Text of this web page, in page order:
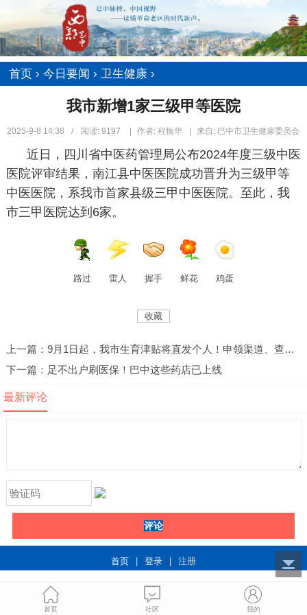
首页 › 今日要闻 › 卫生健康 ›
我市新增1家三级甲等医院
2025-9-8 14:38 / 阅读:9197 | 作者: 程振华 | 来自: 巴中市卫生健康委员会
近日，四川省中医药管理局公布2024年度三级中医
医院评审结果，南江县中医医院成功晋升为三级甲等
中医医院，系我市首家县级三甲中医医院。至此，我
市三甲医院达到6家。
路过 雷人 握手 鲜花 鸡蛋
收藏
上一篇：9月1日起，我市生育津贴将直发个人！申领渠道、查询渠道→
下一篇：足不出户刷医保！巴中这些药店已上线
最新评论
评论
首页 | 登录 | 注册
首页 社区 我的